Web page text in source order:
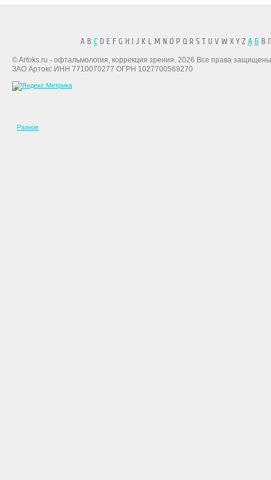
A B CD E F G H I J K L M N O P Q R S T U V W X Y Z А БВ
© Artoks.ru - офтальмология, коррекция зрения. 2026 Все права
ЗАО Артокс ИНН 7710070277 ОГРН 1027700569270
Разное